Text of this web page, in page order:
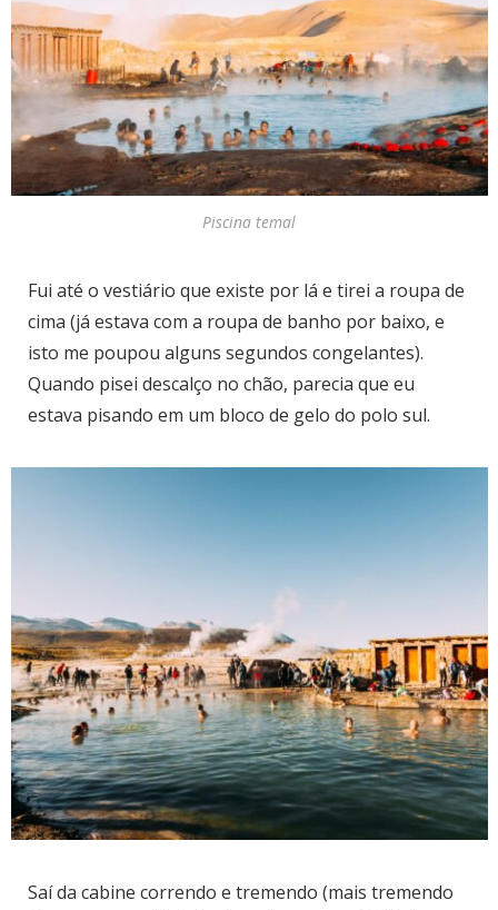
Piscina temal
Fui até o vestiário que existe por lá e tirei a roupa de
cima (já estava com a roupa de banho por baixo, e
isto me poupou alguns segundos congelantes).
Quando pisei descalço no chão, parecia que eu
estava pisando em um bloco de gelo do polo sul.
Saí da cabine correndo e tremendo (mais tremendo